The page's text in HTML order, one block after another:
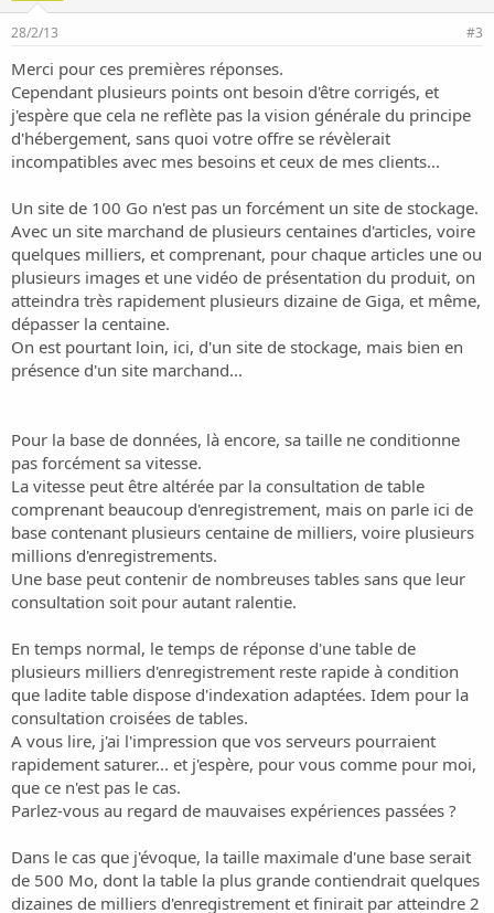
28/2/13 #3
Merci pour ces premières réponses.
Cependant plusieurs points ont besoin d'être corrigés, et
j'espère que cela ne reflète pas la vision générale du principe
d'hébergement, sans quoi votre offre se révèlerait
incompatibles avec mes besoins et ceux de mes clients...
Un site de 100 Go n'est pas un forcément un site de stockage.
Avec un site marchand de plusieurs centaines d'articles, voire
quelques milliers, et comprenant, pour chaque articles une ou
plusieurs images et une vidéo de présentation du produit, on
atteindra très rapidement plusieurs dizaine de Giga, et même,
dépasser la centaine.
On est pourtant loin, ici, d'un site de stockage, mais bien en
présence d'un site marchand...
Pour la base de données, là encore, sa taille ne conditionne
pas forcément sa vitesse.
La vitesse peut être altérée par la consultation de table
comprenant beaucoup d'enregistrement, mais on parle ici de
base contenant plusieurs centaine de milliers, voire plusieurs
millions d'enregistrements.
Une base peut contenir de nombreuses tables sans que leur
consultation soit pour autant ralentie.
En temps normal, le temps de réponse d'une table de
plusieurs milliers d'enregistrement reste rapide à condition
que ladite table dispose d'indexation adaptées. Idem pour la
consultation croisées de tables.
A vous lire, j'ai l'impression que vos serveurs pourraient
rapidement saturer... et j'espère, pour vous comme pour moi,
que ce n'est pas le cas.
Parlez-vous au regard de mauvaises expériences passées ?
Dans le cas que j'évoque, la taille maximale d'une base serait
de 500 Mo, dont la table la plus grande contiendrait quelques
dizaines de milliers d'enregistrement et finirait par atteindre 2